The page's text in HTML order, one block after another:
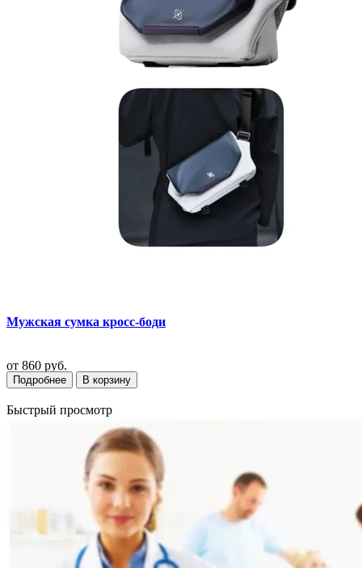
Мужская сумка кросс-боди
от 860 руб.
Подробнее В корзину
Быстрый просмотр